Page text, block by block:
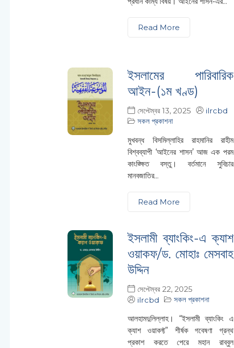
Read More
ইসলামের পারিবারিক
আইন-(১ম খণ্ড)
সেপ্টেম্বর 13, 2025
ilrcbd
সকল প্রকাশনা
মুখবন্ধ বিসমিল্লাহির রাহমানির রাহীম
বিশ্বব্যাপী ‘আইনের শাসন’ আজ এক পরম
কাংঙ্ক্ষিত বস্তু। বর্তমানে সুবিচার
মানবজাতির...
Read More
ইসলামী ব্যাংকিং-এ ক্যাশ
ওয়াকফ/ড. মোহাঃ মেসবাহ
উদ্দিন
সেপ্টেম্বর 22, 2025
ilrcbd
সকল প্রকাশনা
আলহামদুলিল্লাহ। “ইসলামী ব্যাংকিং এ
ক্যাশ ওয়াকফ্ট” শীর্ষক গবেষণা গ্রন্থ
প্রকাশ করতে পেরে মহান রাব্বুল